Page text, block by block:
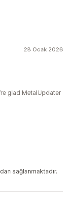
28 Ocak 2026
glad MetalUpdater
sağlanmaktadır.